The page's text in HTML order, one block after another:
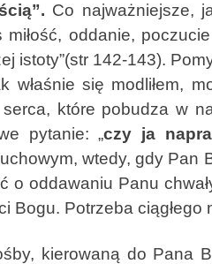
Co najważniejsze,
oddanie,
istoty”(str 142-143).
się modliłem,
które pobudza w
pytanie: „czy ja
wtedy, gdy Pan
oddawaniu Panu
Bogu. Potrzeba ciągłego
do Pana